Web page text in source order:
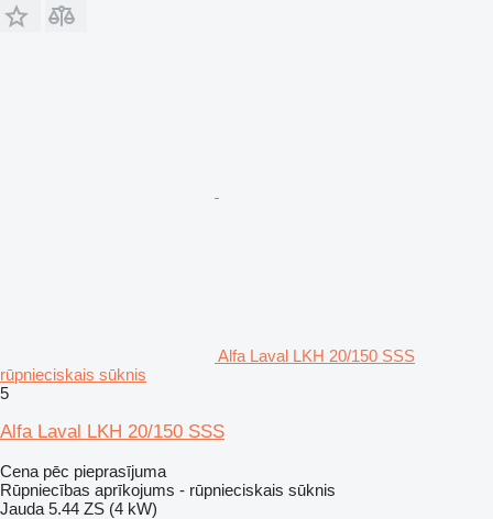
Alfa Laval LKH 20/150 SSS
rūpnieciskais sūknis
5
Alfa Laval LKH 20/150 SSS
Cena pēc pieprasījuma
Rūpniecības aprīkojums - rūpnieciskais sūknis
Jauda 5.44 ZS (4 kW)